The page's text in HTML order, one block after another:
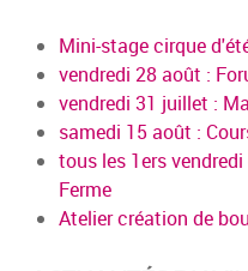
Mini-stage cirque
vendredi 28 août :
vendredi 31 juillet :
samedi 15 août :
tous les 1ers
Ferme
Atelier création de